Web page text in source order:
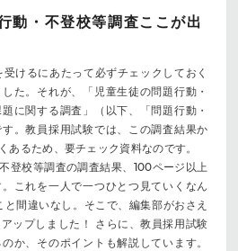
動・不登校等調査ここが出
けるにあたって必ずチェックしておく
た。それが、「児童生徒の問題行動・
に関する調査」（以下、「問題行動・
。教員採用試験では、この調査結果か
あるため、要チェック資料なのです。
登校等調査の調査結果、100ページ以上
これを一人で一つひとつ見ていくなん
間違いなし。そこで、編集部がおさえ
ップしました！ さらに、教員採用試験
か、そのポイントも解説しています。